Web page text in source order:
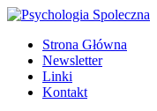
Strona Główna
Newsletter
Linki
Kontakt